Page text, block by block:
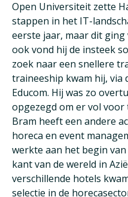
Open Universiteit zette
stappen in het IT-
eerste jaar, maar dit
ook vond hij de insteek
zoek naar een snellere
traineeship kwam hij, via
Educom. Hij was zo
opgezegd om er vol voor
Bram heeft een andere
horeca en event
werkte aan het begin
kant van de wereld in
verschillende hotels
selectie in de